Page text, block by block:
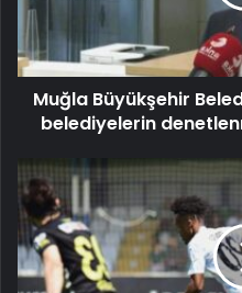
Muğla Büyükşehir
belediyelerin